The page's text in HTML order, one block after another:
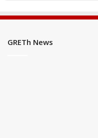
GRETh News